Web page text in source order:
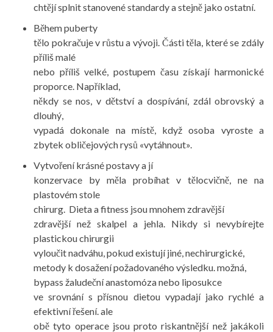
chtějí splnit stanovené standardy a stejně jako ostatní.
Během puberty
tělo pokračuje v růstu a vývoji. Části těla, které se zdály
příliš malé
nebo příliš velké, postupem času získají harmonické
proporce. Například,
někdy se nos, v dětství a dospívání, zdál obrovský a
dlouhý,
vypadá dokonale na místě, když osoba vyroste a
zbytek obličejových rysů «vytáhnout».
Vytvoření krásné postavy a jí
konzervace by měla probíhat v tělocvičně, ne na
plastovém stole
chirurg. Dieta a fitness jsou mnohem zdravější
zdravější než skalpel a jehla. Nikdy si nevybírejte
plastickou chirurgii
vyloučit nadváhu, pokud existují jiné, nechirurgické,
metody k dosažení požadovaného výsledku. možná,
bypass žaludeční anastomóza nebo liposukce
ve srovnání s přísnou dietou vypadají jako rychlé a
efektivní řešení. ale
obě tyto operace jsou proto riskantnější než jakákoli